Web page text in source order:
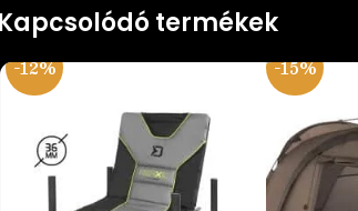
Kapcsolódó termékek
-12% -15%